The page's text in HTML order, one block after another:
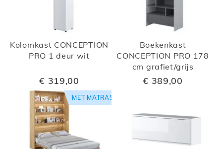
Kolomkast CONCEPTION
PRO 1 deur wit
€ 319,00
Boekenkast
CONCEPTION PRO 178
cm grafiet/grijs
€ 389,00
MET MATRAS